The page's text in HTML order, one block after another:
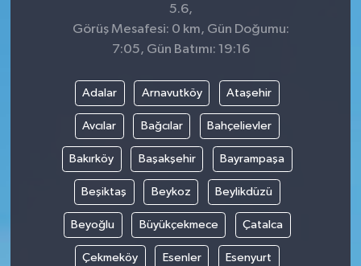
5.6,
Görüş Mesafesi: 0 km, Gün Doğumu:
7:05, Gün Batımı: 19:16
Adalar Arnavutköy Ataşehir
Avcılar Bağcılar Bahçelievler
Bakırköy Başakşehir Bayrampaşa
Beşiktaş Beykoz Beylikdüzü
Beyoğlu Büyükçekmece Çatalca
Çekmeköy Esenler Esenyurt